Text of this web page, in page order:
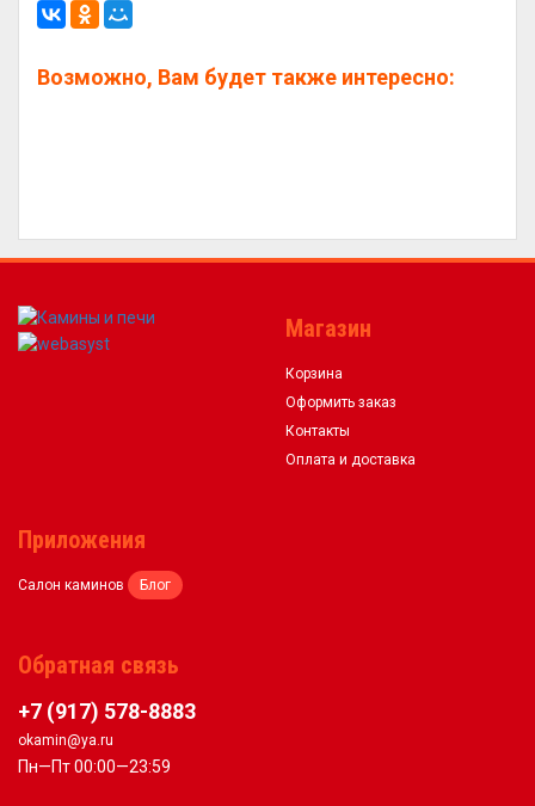
Возможно, Вам будет также интересно:
Магазин
Корзина
Оформить заказ
Контакты
Оплата и доставка
Приложения
Салон каминов Блог
Обратная связь
+7 (917) 578-8883
okamin@ya.ru
Пн—Пт 00:00—23:59